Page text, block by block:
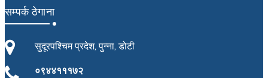
सम्पर्क ठेगाना
सुदूरपश्चिम प्रदेश, पुन्ना, डोटी
०९४४१११७२